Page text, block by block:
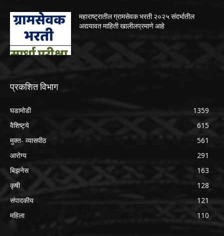
महाराष्ट्रातील ग्रामसेवक भरती २०२५ संदर्भातील
अद्ययावत माहिती खालीलप्रमाणे आहे
प्रकशित विभाग
घडामोडी
1359
वैशिष्ट्ये
615
मुक्त- व्यासपीठ
561
आरोग्य
291
बिझनेस
163
कृषी
128
संपादकीय
121
महिला
110